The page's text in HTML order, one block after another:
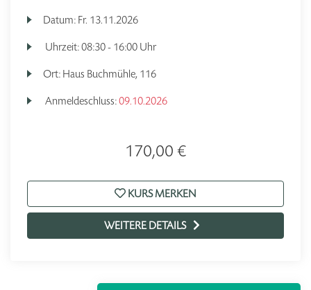
Datum: Fr. 13.11.2026
Uhrzeit:08:30 - 16:00 Uhr
Ort: Haus Buchmühle, 116
Anmeldeschluss:09.10.2026
170,00 €
KURS MERKEN
WEITERE DETAILS